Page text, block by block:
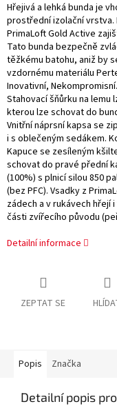
Hřejivá a lehká bunda je
prostřední izolační vrstva.
PrimaLoft Gold Active
Tato bunda bezpečně
těžkému batohu, aniž by
vzdornému materiálu
Inovativní,
Stahovací šňůrku na
kterou lze schovat do
Vnitřní náprsní kapsa se
i s oblečeným sedákem.
Kapuce se zesíleným
schovat do pravé přední
(100%) s plnicí silou 850
(bez PFC). Vsadky z
zádech a v rukávech hřejí
části zvířecího původu
Detailní informace
ZEPTAT SE
Popis Značka
Detailní popis